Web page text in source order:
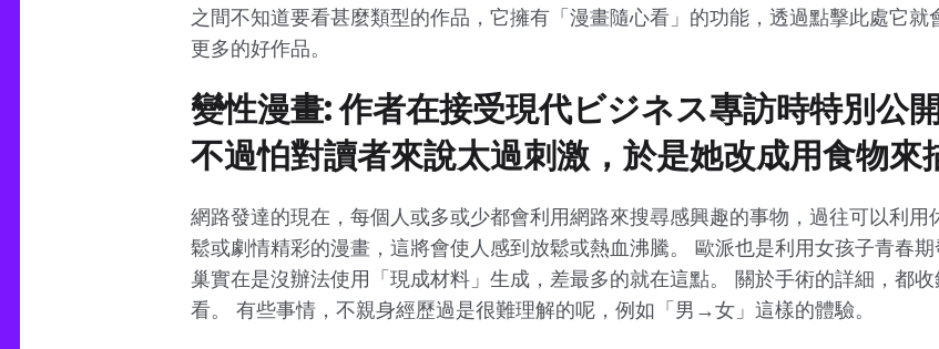
之間不知道要看甚麼類型的作品，它擁有「漫畫隨心看」的功能，透過點擊此處它就
更多的好作品。
變性漫畫: 作者在接受現代ビジネス專訪時特別公
不過怕對讀者來說太過刺激，於是她改成用食物來
網路發達的現在，每個人或多或少都會利用網路來搜尋感興趣的事物，過往可以利
鬆或劇情精彩的漫畫，這將會使人感到放鬆或熱血沸騰。 歐派也是利用女孩子青春
巢實在是沒辦法使用「現成材料」生成，差最多的就在這點。 關於手術的詳細，都
看。 有些事情，不親身經歷過是很難理解的呢，例如「男→女」這樣的體驗。